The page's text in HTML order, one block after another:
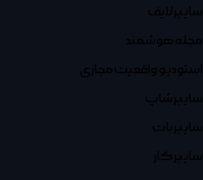
سایبرلایف
مجله هوشمند
استودیو واقعیت مجازی
سایبرشاپ
سایبربات
سایبرکار